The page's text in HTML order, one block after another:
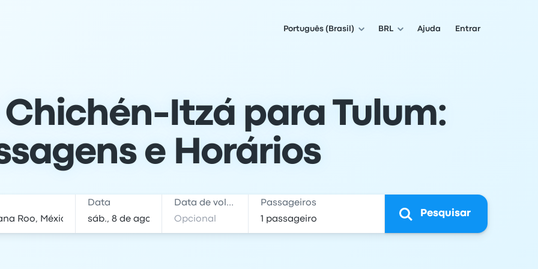
Português (Brasil) BRL Ajuda Entrar
Itzá para Tulum:
e Horários
Data Data de volta Passageiros
Pesquisar